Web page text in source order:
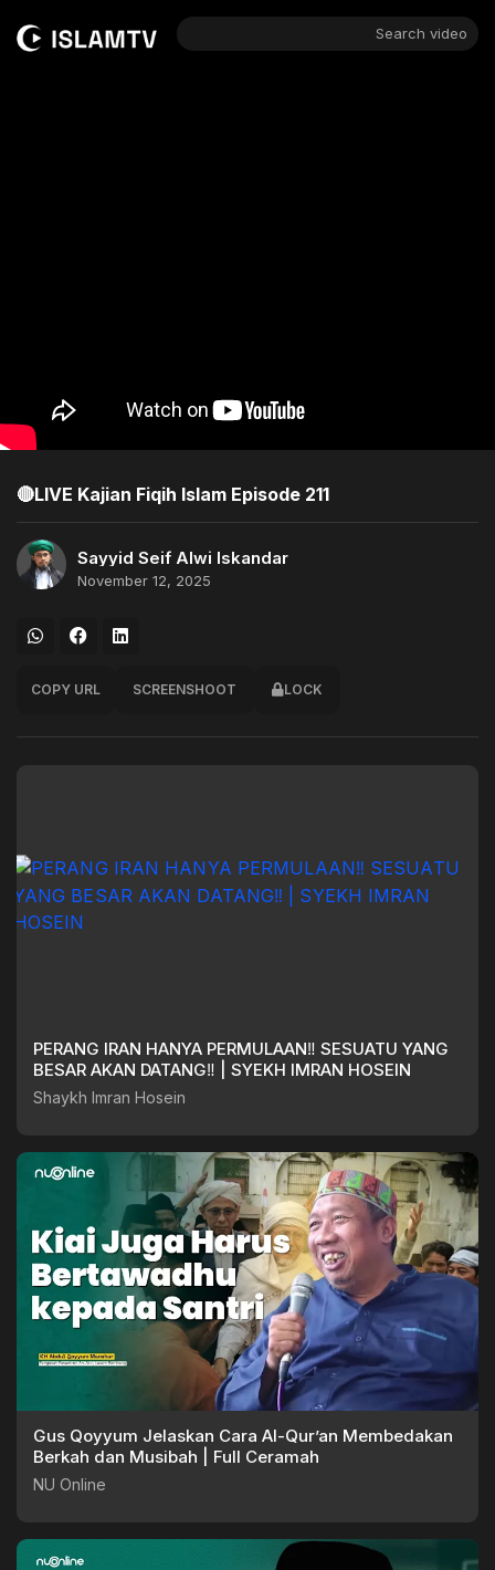
Search video
🔴LIVE Kajian Fiqih Islam Episode 211
Sayyid Seif Alwi Iskandar
November 12, 2025
COPY URL SCREENSHOOT LOCK
PERANG IRAN HANYA PERMULAAN‼️ SESUATU YANG
BESAR AKAN DATANG‼️ | SYEKH IMRAN HOSEIN
Shaykh Imran Hosein
Gus Qoyyum Jelaskan Cara Al-Qur’an Membedakan
Berkah dan Musibah | Full Ceramah
NU Online